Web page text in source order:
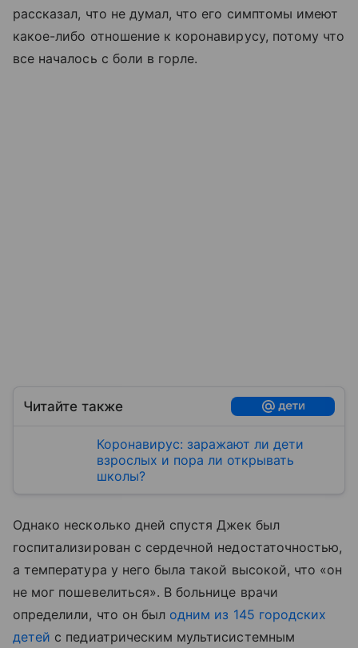
рассказал, что не думал, что его симптомы имеют
какое-либо отношение к коронавирусу, потому что
все началось с боли в горле.
Читайте также
Коронавирус: заражают ли дети
взрослых и пора ли открывать
школы?
Однако несколько дней спустя Джек был
госпитализирован с сердечной недостаточностью,
а температура у него была такой высокой, что «он
не мог пошевелиться». В больнице врачи
определили, что он был одним из 145 городских
детей с педиатрическим мультисистемным